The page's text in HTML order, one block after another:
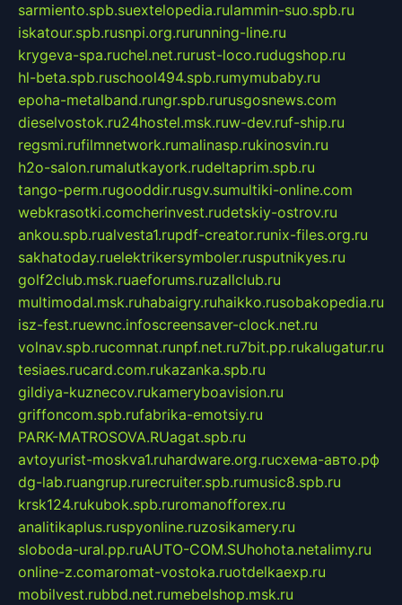
sarmiento.spb.suextelopedia.rulammin-suo.spb.ru
iskatour.spb.rusnpi.org.rurunning-line.ru
krygeva-spa.ruchel.net.rurust-loco.rudugshop.ru
hl-beta.spb.ruschool494.spb.rumymubaby.ru
epoha-metalband.rungr.spb.rurusgosnews.com
dieselvostok.ru24hostel.msk.ruw-dev.ruf-ship.ru
regsmi.rufilmnetwork.rumalinasp.rukinosvin.ru
h2o-salon.rumalutkayork.rudeltaprim.spb.ru
tango-perm.rugooddir.rusgv.sumultiki-online.com
webkrasotki.comcherinvest.rudetskiy-ostrov.ru
ankou.spb.rualvesta1.rupdf-creator.runix-files.org.ru
sakhatoday.ruelektrikersymboler.rusputnikyes.ru
golf2club.msk.ruaeforums.ruzallclub.ru
multimodal.msk.ruhabaigry.ruhaikko.rusobakopedia.ru
isz-fest.ruewnc.infoscreensaver-clock.net.ru
volnav.spb.rucomnat.runpf.net.ru7bit.pp.rukalugatur.ru
tesiaes.rucard.com.rukazanka.spb.ru
gildiya-kuznecov.rukameryboavision.ru
griffoncom.spb.rufabrika-emotsiy.ru
PARK-MATROSOVA.RUagat.spb.ru
avtoyurist-moskva1.ruhardware.org.ruсхема-авто.рф
dg-lab.ruangrup.rurecruiter.spb.rumusic8.spb.ru
krsk124.rukubok.spb.ruromanofforex.ru
analitikaplus.ruspyonline.ruzosikamery.ru
sloboda-ural.pp.ruAUTO-COM.SUhohota.netalimy.ru
online-z.comaromat-vostoka.ruotdelkaexp.ru
mobilvest.rubbd.net.rumebelshop.msk.ru